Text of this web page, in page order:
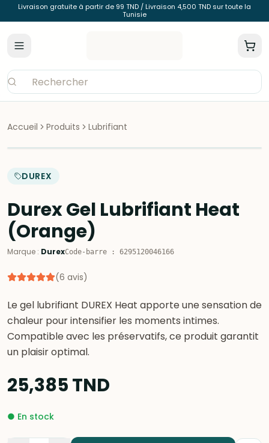
Livraison gratuite à partir de 99 TND / Livraison 4,500 TND sur toute la
Tunisie
Accueil Produits Lubrifiant
DUREX
Durex Gel Lubrifiant Heat
(Orange)
Marque : DurexCode-barre : 6295120046166
(6 avis)
Le gel lubrifiant DUREX Heat apporte une sensation de
chaleur pour intensifier les moments intimes.
Compatible avec les préservatifs, ce produit garantit
un plaisir optimal.
25,385TND
● En stock